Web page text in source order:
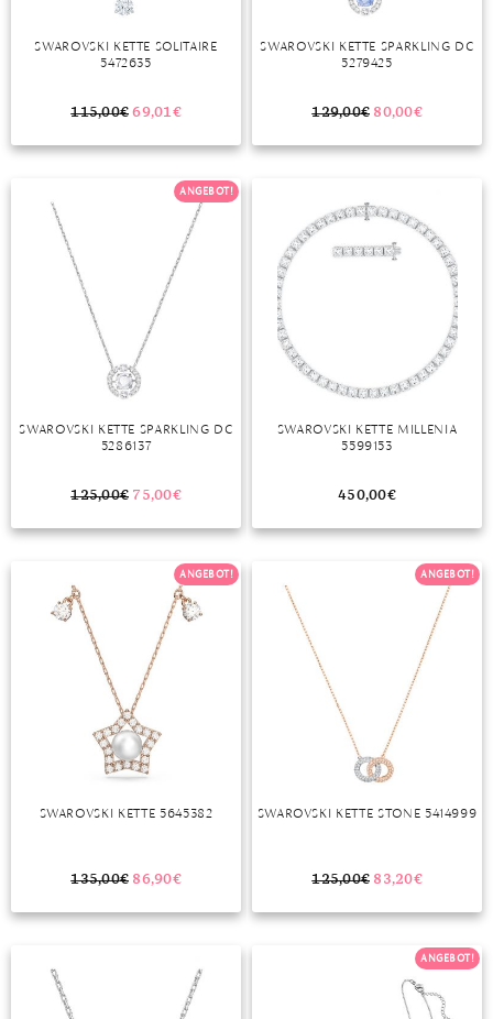
SWAROVSKI KETTE SOLITAIRE
5472635
115,00€ 69,01 €
SWAROVSKI KETTE SPARKLING DC
5279425
129,00€ 80,00€
ANGEBOT!
SWAROVSKI KETTE SPARKLING DC
5286137
125,00€ 75,00€
SWAROVSKI KETTE MILLENIA
5599153
450,00€
ANGEBOT!
SWAROVSKI KETTE 5645382
135,00€ 86,90€
ANGEBOT!
SWAROVSKI KETTE STONE 5414999
125,00€ 83,20€
ANGEBOT!